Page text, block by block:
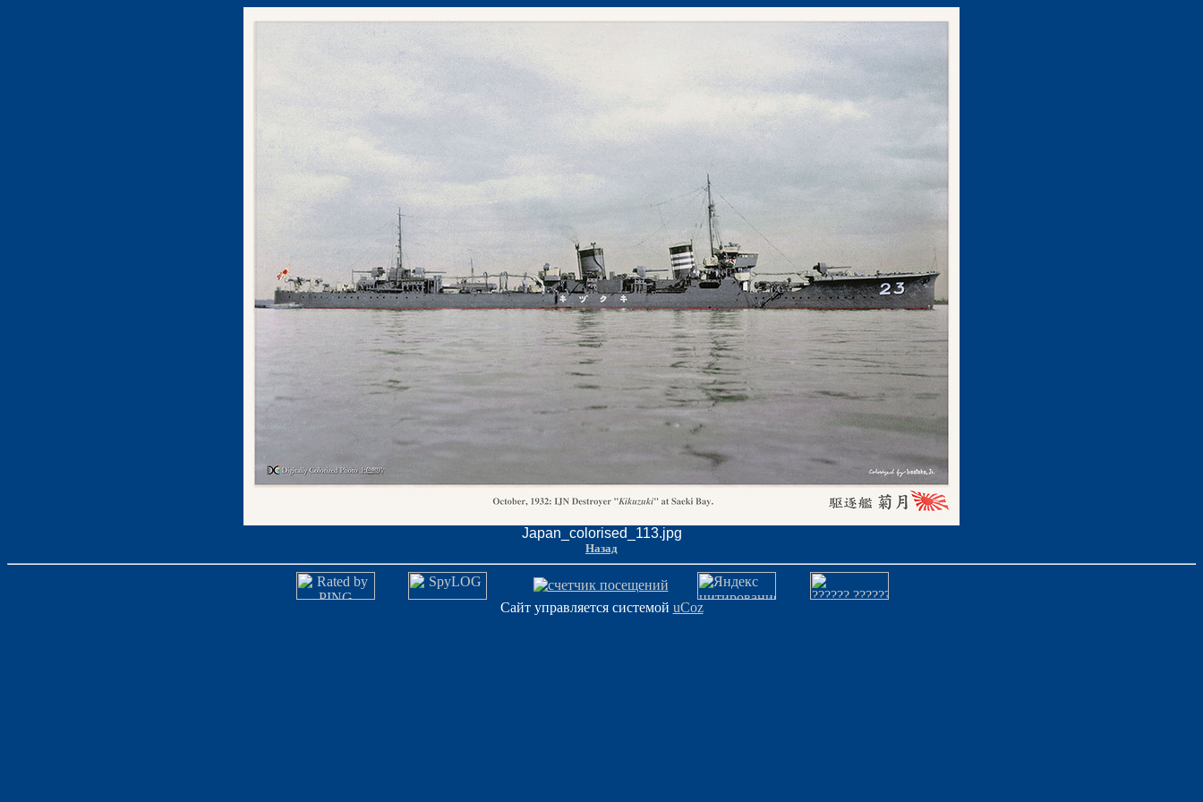
Japan_colorised_113.jpg
Назад
Сайт управляется системой uCoz